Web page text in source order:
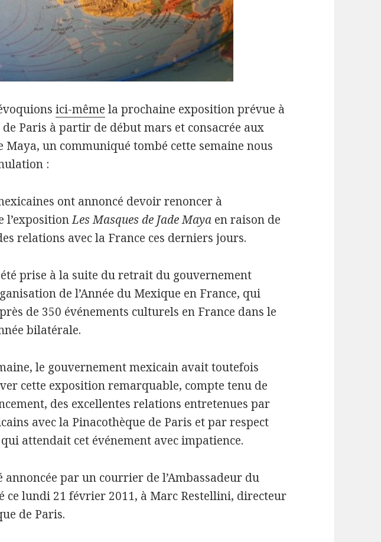
ici-même la prochaine exposition prévue à
Paris à partir de début mars et consacrée aux
Maya, un communiqué tombé cette semaine nous
:
ont annoncé devoir renoncer à
l’expositionLes Masques de Jade Maya en raison de
relations avec la France ces derniers jours.
prise à la suite du retrait du gouvernement
de l’Année du Mexique en France, qui
de 350 événements culturels en France dans le
bilatérale.
le gouvernement mexicain avait toutefois
cette exposition remarquable, compte tenu de
des excellentes relations entretenues par
avec la Pinacothèque de Paris et par respect
attendait cet événement avec impatience.
annoncée par un courrier de l’Ambassadeur du
ce lundi 21 février 2011, à Marc Restellini, directeur
de Paris.